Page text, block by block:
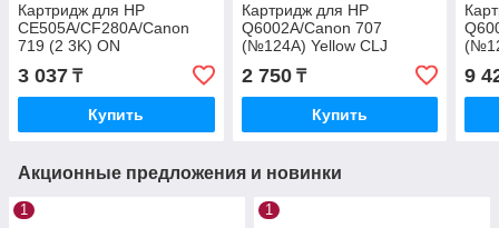
Картридж для HP
CE505A/CF280A/Canon
719 (2 3K) ON
3 037 ₸
Купить
Картридж для HP
Q6002A/Canon 707
(№124A) Yellow CLJ
1600/2600/2605/CM1015/CM1017
(2K) Euro Print NEW
2 750₸
Купить
(2K)
9
Акционные предложения и новинки
1 1